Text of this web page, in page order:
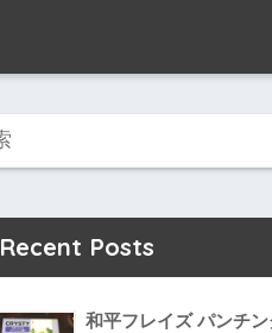
Recent Posts
和平フレイズ パンチ